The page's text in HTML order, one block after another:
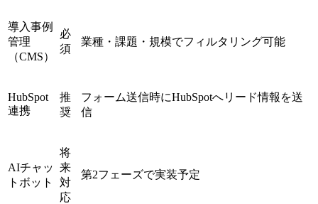
導入事例
管理
（CMS）
必
須
業種・課題・規模でフィルタリング可能
HubSpot
連携
推
奨
フォーム送信時にHubSpotへリード情報を送
信
AIチャッ
トボット
将
来
対
応
第2フェーズで実装予定